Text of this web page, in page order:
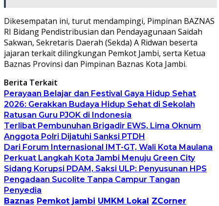
Dikesempatan ini, turut mendampingi, Pimpinan BAZNAS
RI Bidang Pendistribusian dan Pendayagunaan Saidah
Sakwan, Sekretaris Daerah (Sekda) A Ridwan beserta
jajaran terkait dilingkungan Pemkot Jambi, serta Ketua
Baznas Provinsi dan Pimpinan Baznas Kota Jambi.
Berita Terkait
Perayaan Belajar dan Festival Gaya Hidup Sehat
2026: Gerakkan Budaya Hidup Sehat di Sekolah
Ratusan Guru PJOK di Indonesia
Terlibat Pembunuhan Brigadir EWS, Lima Oknum
Anggota Polri Dijatuhi Sanksi PTDH
Dari Forum Internasional IMT-GT, Wali Kota Maulana
Perkuat Langkah Kota Jambi Menuju Green City
Sidang Korupsi PDAM, Saksi ULP: Penyusunan HPS
Pengadaan Sucolite Tanpa Campur Tangan
Penyedia
Baznas Pemkot jambi UMKM Lokal ZCorner